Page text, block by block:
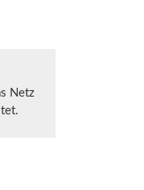
Netz